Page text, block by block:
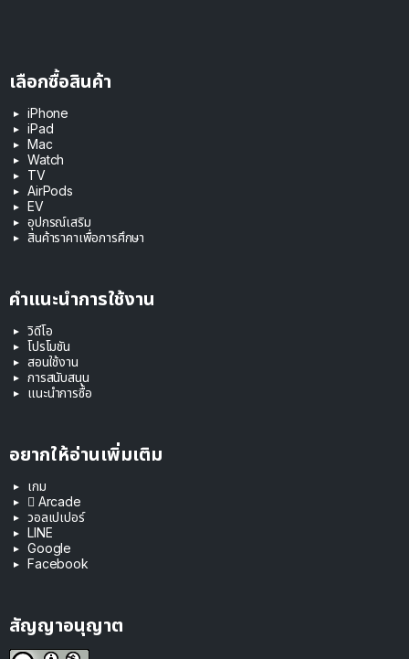
เลือกซื้อสินค้า
iPhone
iPad
Mac
Watch
TV
AirPods
EV
อุปกรณ์เสริม
สินค้าราคาเพื่อการศึกษา
คำแนะนำการใช้งาน
วิดีโอ
โปรโมชัน
สอนใช้งาน
การสนับสนุน
แนะนำการซื้อ
อยากให้อ่านเพิ่มเติม
เกม
 Arcade
วอลเปเปอร์
LINE
Google
Facebook
สัญญาอนุญาต